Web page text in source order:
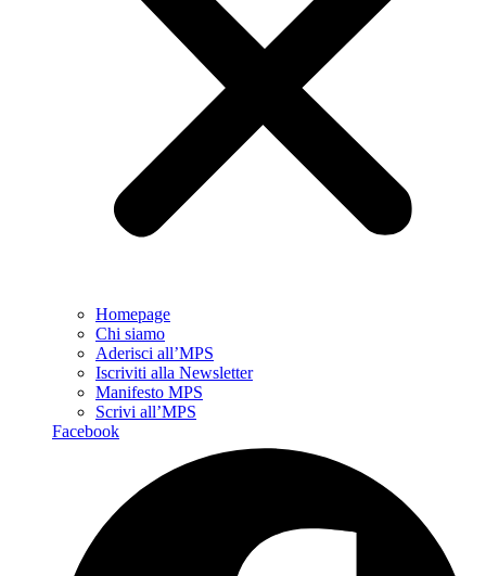
Homepage
Chi siamo
Aderisci all’MPS
Iscriviti alla Newsletter
Manifesto MPS
Scrivi all’MPS
Facebook